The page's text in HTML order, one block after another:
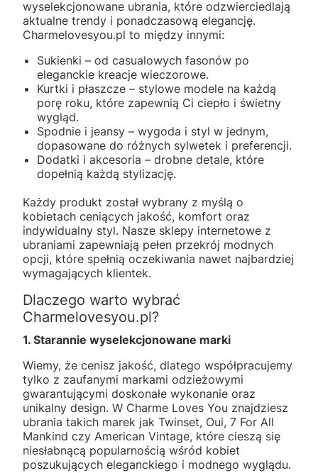
wyselekcjonowane ubrania, które odzwierciedlają
aktualne trendy i ponadczasową elegancję.
Charmelovesyou.pl to między innymi:
Sukienki – od casualowych fasonów po
eleganckie kreacje wieczorowe.
Kurtki i płaszcze – stylowe modele na każdą
porę roku, które zapewnią Ci ciepło i świetny
wygląd.
Spodnie i jeansy – wygoda i styl w jednym,
dopasowane do różnych sylwetek i preferencji.
Dodatki i akcesoria – drobne detale, które
dopełnią każdą stylizację.
Każdy produkt został wybrany z myślą o
kobietach ceniących jakość, komfort oraz
indywidualny styl. Nasze sklepy internetowe z
ubraniami zapewniają pełen przekrój modnych
opcji, które spełnią oczekiwania nawet najbardziej
wymagających klientek.
Dlaczego warto wybrać
Charmelovesyou.pl?
1. Starannie wyselekcjonowane marki
Wiemy, że cenisz jakość, dlatego współpracujemy
tylko z zaufanymi markami odzieżowymi
gwarantującymi doskonałe wykonanie oraz
unikalny design. W Charme Loves You znajdziesz
ubrania takich marek jak Twinset, Oui, 7 For All
Mankind czy American Vintage, które cieszą się
niesłabnącą popularnością wśród kobiet
poszukujących eleganckiego i modnego wyglądu.